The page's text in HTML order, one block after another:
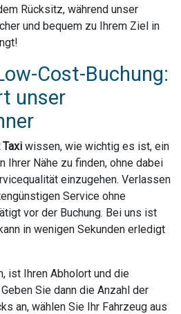
Rücksitz, während unser
und bequem zu Ihrem Ziel in
Cost-Buchung:
unser
wissen, wie wichtig es ist, ein
Ihrer Nähe zu finden, ohne dabei
einzugehen. Verlassen
Service ohne
vor der Buchung. Bei uns ist
in wenigen Sekunden erledigt
ist Ihren Abholort und die
Sie dann die Anzahl der
an, wählen Sie Ihr Fahrzeug aus